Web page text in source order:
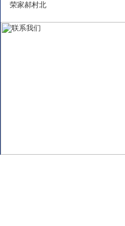
荣家郝村北